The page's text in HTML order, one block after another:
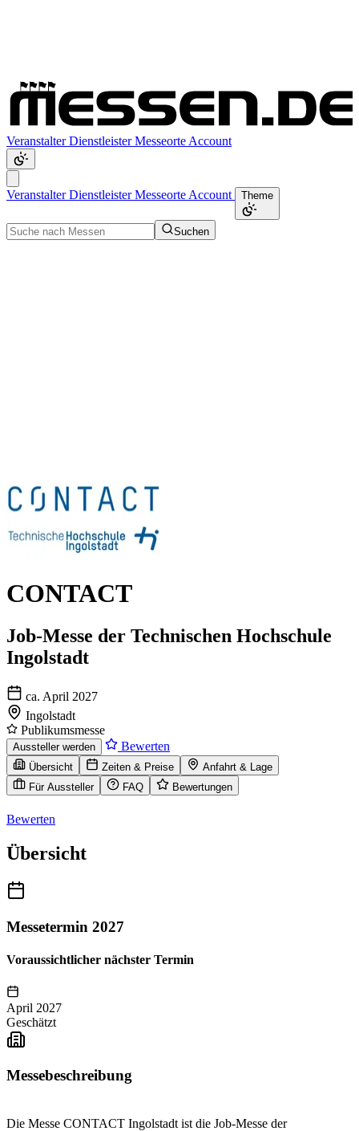
VeranstalterDienstleisterMesseorte Account
VeranstalterDienstleisterMesseorte Account Theme
Suchen
CONTACT
Job-Messe der Technischen Hochschule
Ingolstadt
ca. April 2027
Ingolstadt
Publikumsmesse
Aussteller werden Bewerten
Übersicht Zeiten & Preise
Anfahrt & Lage
Für Aussteller
FAQ Bewertungen
Bewerten
Übersicht
Messetermin 2027
Voraussichtlicher nächster Termin
April 2027
Geschätzt
Messebeschreibung
Die Messe CONTACT Ingolstadt ist die Job-Messe der